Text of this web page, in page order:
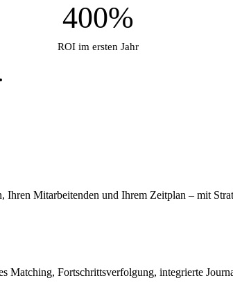
400%
ROI im ersten Jahr
Mitarbeitenden und Ihrem Zeitplan – mit
Matching, Fortschrittsverfolgung, integrierte